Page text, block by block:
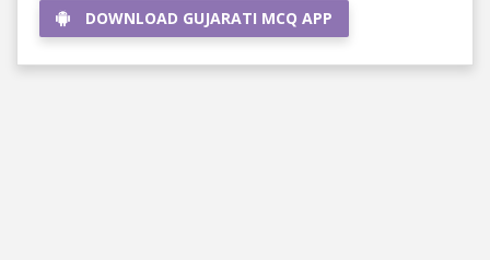
DOWNLOAD GUJARATI MCQ APP